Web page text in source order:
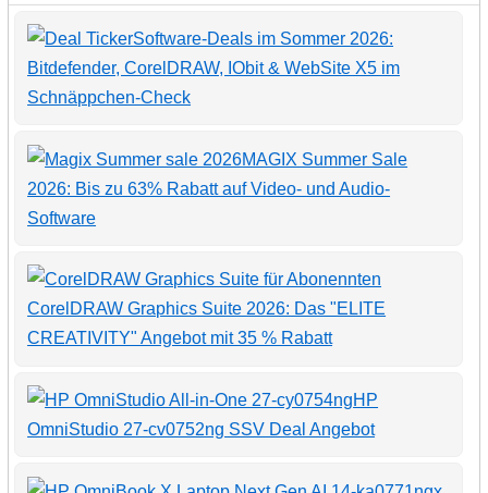
Software-Deals im Sommer 2026:
Bitdefender, CorelDRAW, IObit & WebSite X5 im
Schnäppchen-Check
MAGIX Summer Sale
2026: Bis zu 63% Rabatt auf Video- und Audio-
Software
CorelDRAW Graphics Suite 2026: Das "ELITE
CREATIVITY" Angebot mit 35 % Rabatt
HP
OmniStudio 27-cv0752ng SSV Deal Angebot